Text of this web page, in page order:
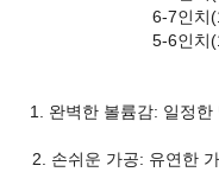
6-7인치
5-6인치
1. 완벽한 볼륨감: 일정
2. 손쉬운 가공: 유연한